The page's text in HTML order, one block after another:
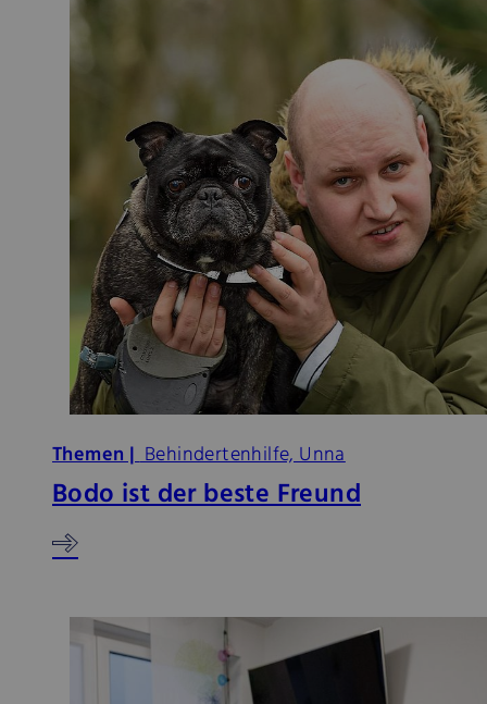
Themen |Behindertenhilfe, Unna
Bodo ist der beste Freund